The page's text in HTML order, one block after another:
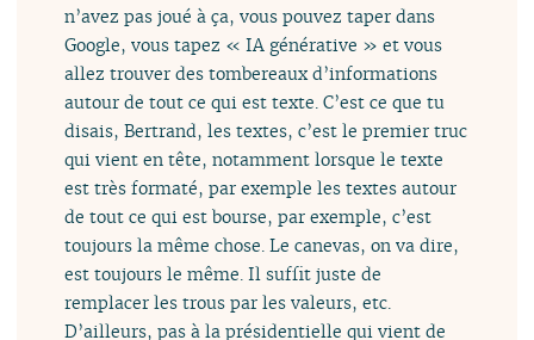
n’avez pas joué à ça, vous pouvez taper dans
Google, vous tapez « IA générative » et vous
allez trouver des tombereaux d’informations
autour de tout ce qui est texte. C’est ce que tu
disais, Bertrand, les textes, c’est le premier truc
qui vient en tête, notamment lorsque le texte
est très formaté, par exemple les textes autour
de tout ce qui est bourse, par exemple, c’est
toujours la même chose. Le canevas, on va dire,
est toujours le même. Il suffit juste de
remplacer les trous par les valeurs, etc.
D’ailleurs, pas à la présidentielle qui vient de